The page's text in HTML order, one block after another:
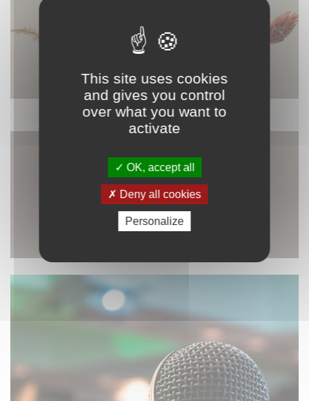
DÉCORATION
This site uses cookies
and gives you control
over what you want to
activate
OK, accept all
Deny all cookies
Personalize